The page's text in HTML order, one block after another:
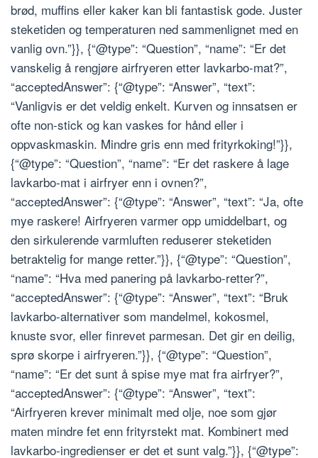
brød, muffins eller kaker kan bli fantastisk gode. Juster
steketiden og temperaturen ned sammenlignet med en
vanlig ovn.”}}, {“@type”: “Question”, “name”: “Er det
vanskelig å rengjøre airfryeren etter lavkarbo-mat?”,
“acceptedAnswer”: {“@type”: “Answer”, “text”:
“Vanligvis er det veldig enkelt. Kurven og innsatsen er
ofte non-stick og kan vaskes for hånd eller i
oppvaskmaskin. Mindre gris enn med frityrkoking!”}},
{“@type”: “Question”, “name”: “Er det raskere å lage
lavkarbo-mat i airfryer enn i ovnen?”,
“acceptedAnswer”: {“@type”: “Answer”, “text”: “Ja, ofte
mye raskere! Airfryeren varmer opp umiddelbart, og
den sirkulerende varmluften reduserer steketiden
betraktelig for mange retter.”}}, {“@type”: “Question”,
“name”: “Hva med panering på lavkarbo-retter?”,
“acceptedAnswer”: {“@type”: “Answer”, “text”: “Bruk
lavkarbo-alternativer som mandelmel, kokosmel,
knuste svor, eller finrevet parmesan. Det gir en deilig,
sprø skorpe i airfryeren.”}}, {“@type”: “Question”,
“name”: “Er det sunt å spise mye mat fra airfryer?”,
“acceptedAnswer”: {“@type”: “Answer”, “text”:
“Airfryeren krever minimalt med olje, noe som gjør
maten mindre fet enn frityrstekt mat. Kombinert med
lavkarbo-ingredienser er det et sunt valg.”}}, {“@type”: